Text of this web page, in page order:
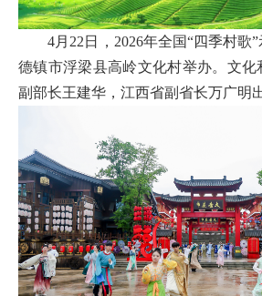
4月 22 日 ， 2026年全国“四季村歌
德镇市浮梁县高岭文化村举办。文化
副部长王建华，江西省副省长万广明